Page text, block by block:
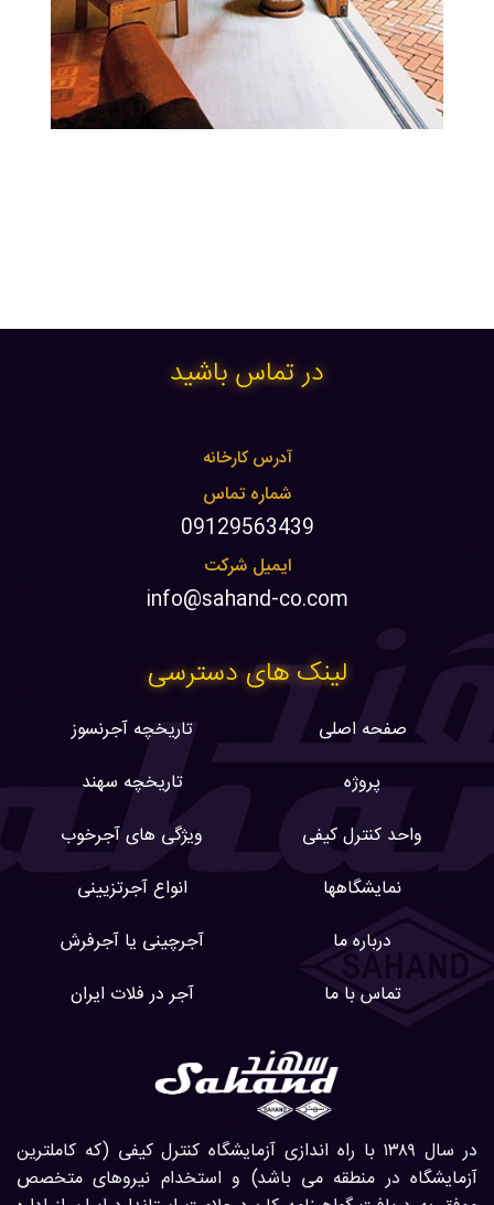
در تماس باشید
آدرس کارخانه
شماره تماس
09129563439
ایمیل شرکت
info@sahand-co.com
لینک های دسترسی
تاریخچه آجرنسوز
تاریخچه سهند
ویژگی های آجرخوب
انواع آجرتزیینی
آجرچینی یا آجرفرش
آجر در فلات ایران
صفحه اصلی
پروژه
واحد کنترل کیفی
نمایشگاهها
درباره ما
تماس با ما
در سال ۱۳۸۹ با راه اندازی آزمایشگاه کنترل کیفی (که کاملترین
آزمایشگاه در منطقه می باشد) و استخدام نیروهای متخصص